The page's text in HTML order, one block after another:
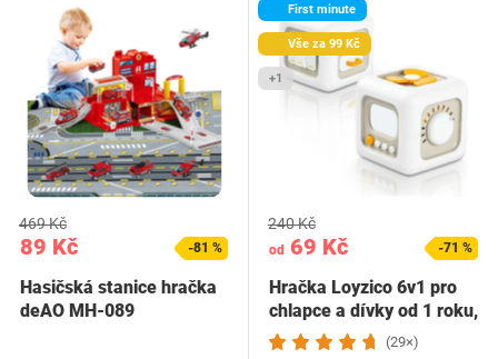
89 Kč
469 Kč
-81 %
Hasičská stanice hračka
deAO MH-089
First minute
Vše za 99 Kč
+1
od 69 Kč
240 Kč
-71 %
Hračka Loyzico 6v1 pro
chlapce a dívky od 1 roku,
…
(29×)